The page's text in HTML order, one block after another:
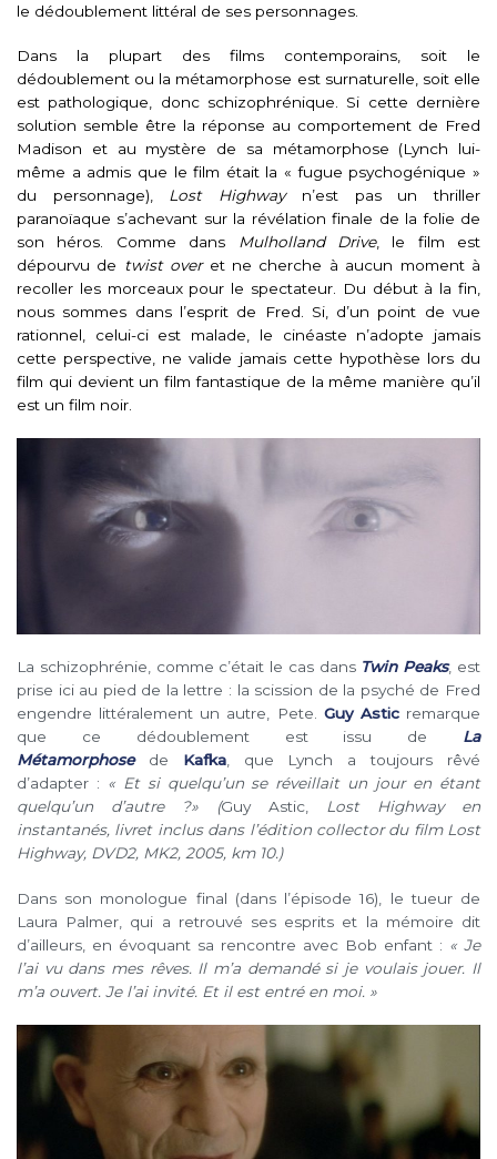
le dédoublement littéral de ses personnages.
Dans la plupart des films contemporains, soit le
dédoublement ou la métamorphose est surnaturelle, soit elle
est pathologique, donc schizophrénique. Si cette dernière
solution semble être la réponse au comportement de Fred
Madison et au mystère de sa métamorphose (Lynch lui-
même a admis que le film était la « fugue psychogénique »
du personnage), Lost Highwayn’est pas un thriller
paranoïaque s’achevant sur la révélation finale de la folie de
son héros. Comme dans
Mulholland Drive, le film est
dépourvu de
twist overet ne cherche à aucun moment à
recoller les morceaux pour le spectateur. Du début à la fin,
nous sommes dans l’esprit de Fred. Si, d’un point de vue
rationnel, celui-ci est malade, le cinéaste n’adopte jamais
cette perspective, ne valide jamais cette hypothèse lors du
film qui devient un film fantastique de la même manière qu’il
est un film noir.
La schizophrénie, comme c’était le cas dans Twin Peaks, est
prise ici au pied de la lettre : la scission de la psyché de Fred
engendre littéralement un autre, Pete. Guy Asticremarque
que ce dédoublement est issu de La
Métamorphosede Kafka, que Lynch a toujours rêvé
d’adapter : « Et si quelqu’un se réveillait un jour en étant
quelqu’un d’autre ?» (Guy Astic,
Lost Highway en
instantanés, livret inclus dans l’édition collector du film Lost
Highway, DVD2, MK2, 2005, km 10.)
Dans son monologue final (dans l’épisode 16), le tueur de
Laura Palmer, qui a retrouvé ses esprits et la mémoire dit
d’ailleurs, en évoquant sa rencontre avec Bob enfant : « Je
l’ai vu dans mes rêves. Il m’a demandé si je voulais jouer. Il
m’a ouvert. Je l’ai invité. Et il est entré en moi. »